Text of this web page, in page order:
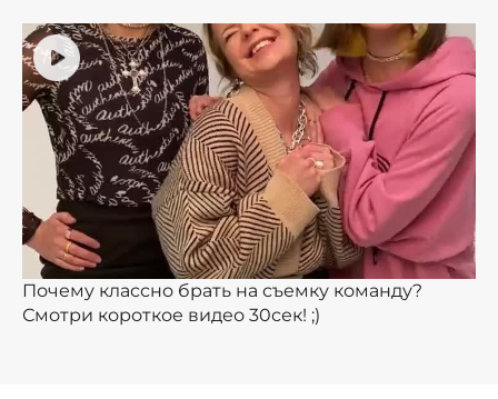
Почему классно брать на съемку команду?
Смотри короткое видео 30сек! ;)